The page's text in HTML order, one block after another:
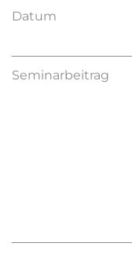
Datum
Seminarbeitrag